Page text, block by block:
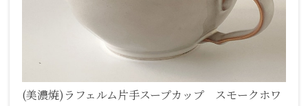
(美濃焼)ラフェルム片手スープカップ スモークホワ